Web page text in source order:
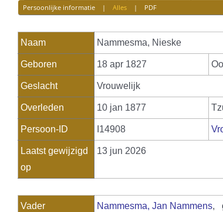
Persoonlijke informatie| Alles| PDF
Naam Nammesma, Nieske
Geboren 18 apr 1827
Geslacht Vrouwelijk
Overleden 10 jan 1877
Persoon-ID I14908
Laatst gewijzigd
op
13 jun 2026
Vader Nammesma, Jan Nammens,